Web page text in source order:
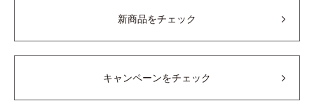
新商品をチェック
キャンペーンをチェック